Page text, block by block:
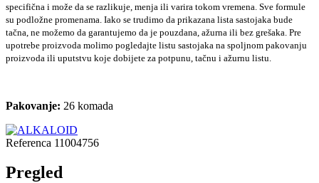
specifična i može da se razlikuje, menja ili varira tokom vremena. Sve formule
su podložne promenama. Iako se trudimo da prikazana lista sastojaka bude
tačna, ne možemo da garantujemo da je pouzdana, ažurna ili bez grešaka. Pre
upotrebe proizvoda molimo pogledajte listu sastojaka na spoljnom pakovanju
proizvoda ili uputstvu koje dobijete za potpunu, tačnu i ažurnu listu.
Pakovanje: 26 komada
Referenca 11004756
Pregled